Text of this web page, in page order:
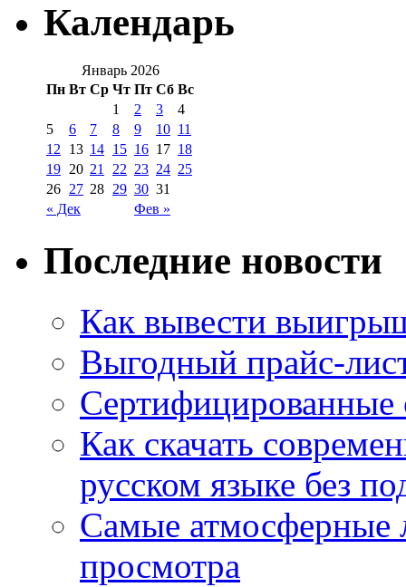
Календарь
Январь 2026
Пн Вт Ср Чт Пт Сб Вс
« Дек Фев »
1 2 3
4
5
6 7 8 9 10 11
12
13 14 15 16 17 18
19 20 21 22 23 24 25
26 27 28 29 30 31
Последние новости
Как вывести
Выгодный прайс-
Как скачать
русском языке без
Самые атмосферные
просмотра